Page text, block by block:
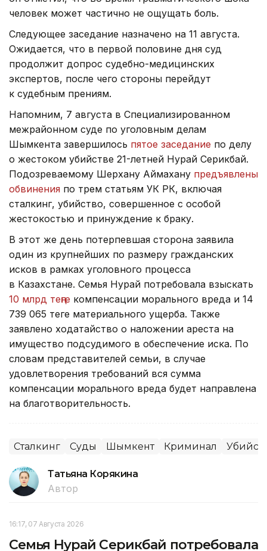
человек может частично не ощущать боль.
Следующее заседание назначено на 11 августа.
Ожидается, что в первой половине дня суд
продолжит допрос судебно-медицинских
экспертов, после чего стороны перейдут
к судебным прениям.
Напомним, 7 августа в Специализированном
межрайонном суде по уголовным делам
Шымкента завершилось пятое заседание по делу
о жестоком убийстве 21-летней Нурай Серикбай.
Подозреваемому Шерхану Аймахану предъявлены
обвинения по трем статьям УК РК, включая
сталкинг, убийство, совершенное с особой
жестокостью и принуждение к браку.
В этот же день потерпевшая сторона заявила
один из крупнейших по размеру гражданских
исков в рамках уголовного процесса
в Казахстане. Семья Нурай потребовала взыскать
10 млрд теңге компенсации морального вреда и 14
739 065 теңге материального ущерба. Также
заявлено ходатайство о наложении ареста на
имущество подсудимого в обеспечение иска. По
словам представителей семьи, в случае
удовлетворения требований вся сумма
компенсации морального вреда будет направлена
на благотворительность.
Сталкинг Суды Шымкент Криминал
Татьяна Корякина
Автор
16:17, 07 Августа 2026
Семья Нурай Серикбай потребовала